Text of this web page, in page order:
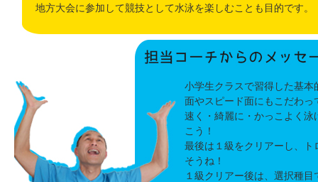
地方大会に参加して競技として水泳を楽しむことも目的です。
小学生クラスで習得した基本
面やスピード面にもこだわっ
速く・綺麗に・かっこよく泳
こう！
最後は１級をクリアーし、ト
そうね！
１級クリアー後は、選択種